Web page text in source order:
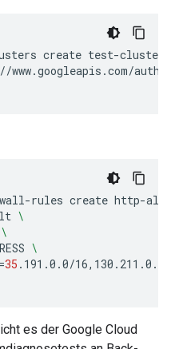
create test-cluster
rules create http-
\
\
\
=35 .191.0.0/
es der Google Cloud